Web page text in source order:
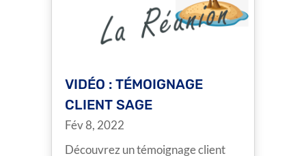
VIDÉO : TÉMOIGNAGE
CLIENT SAGE
Fév 8, 2022
Découvrez un témoignage client